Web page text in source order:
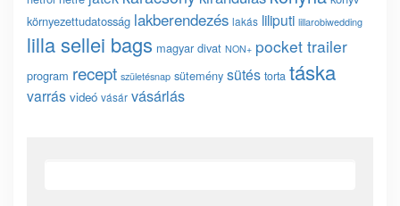
környezettudatosság lakberendezés lakás liliputi lillarobiwedding
lilla sellei bags magyar divat NON+ pocket trailer
program recept születésnap sütemény sütés torta táska
varrás videó vásár vásárlás